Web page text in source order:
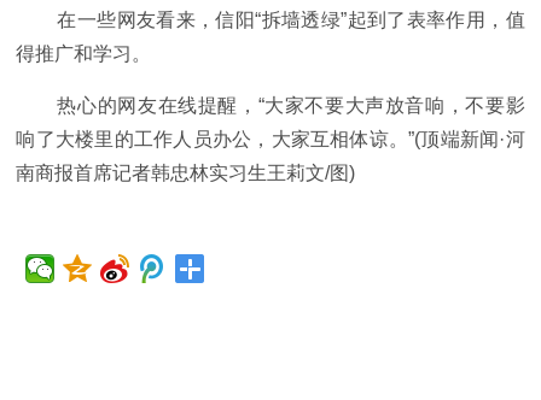
在一些网友看来，信阳“拆墙透绿”起到了表率作用，值
得推广和学习。
热心的网友在线提醒，“大家不要大声放音响，不要影
响了大楼里的工作人员办公，大家互相体谅。”(顶端新闻·河
南商报首席记者韩忠林实习生王莉文/图)